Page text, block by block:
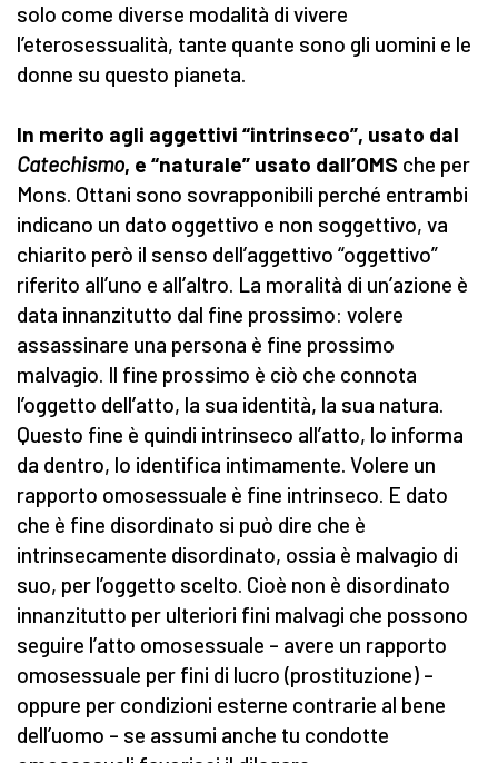
solo come diverse modalità di vivere
l’eterosessualità, tante quante sono gli uomini e le
donne su questo pianeta.
In merito agli aggettivi “intrinseco”, usato dal
Catechismo, e “naturale” usato dall’OMS che per
Mons. Ottani sono sovrapponibili perché entrambi
indicano un dato oggettivo e non soggettivo, va
chiarito però il senso dell’aggettivo “oggettivo”
riferito all’uno e all’altro. La moralità di un’azione è
data innanzitutto dal fine prossimo: volere
assassinare una persona è fine prossimo
malvagio. Il fine prossimo è ciò che connota
l’oggetto dell’atto, la sua identità, la sua natura.
Questo fine è quindi intrinseco all’atto, lo informa
da dentro, lo identifica intimamente. Volere un
rapporto omosessuale è fine intrinseco. E dato
che è fine disordinato si può dire che è
intrinsecamente disordinato, ossia è malvagio di
suo, per l’oggetto scelto. Cioè non è disordinato
innanzitutto per ulteriori fini malvagi che possono
seguire l’atto omosessuale – avere un rapporto
omosessuale per fini di lucro (prostituzione) –
oppure per condizioni esterne contrarie al bene
dell’uomo – se assumi anche tu condotte